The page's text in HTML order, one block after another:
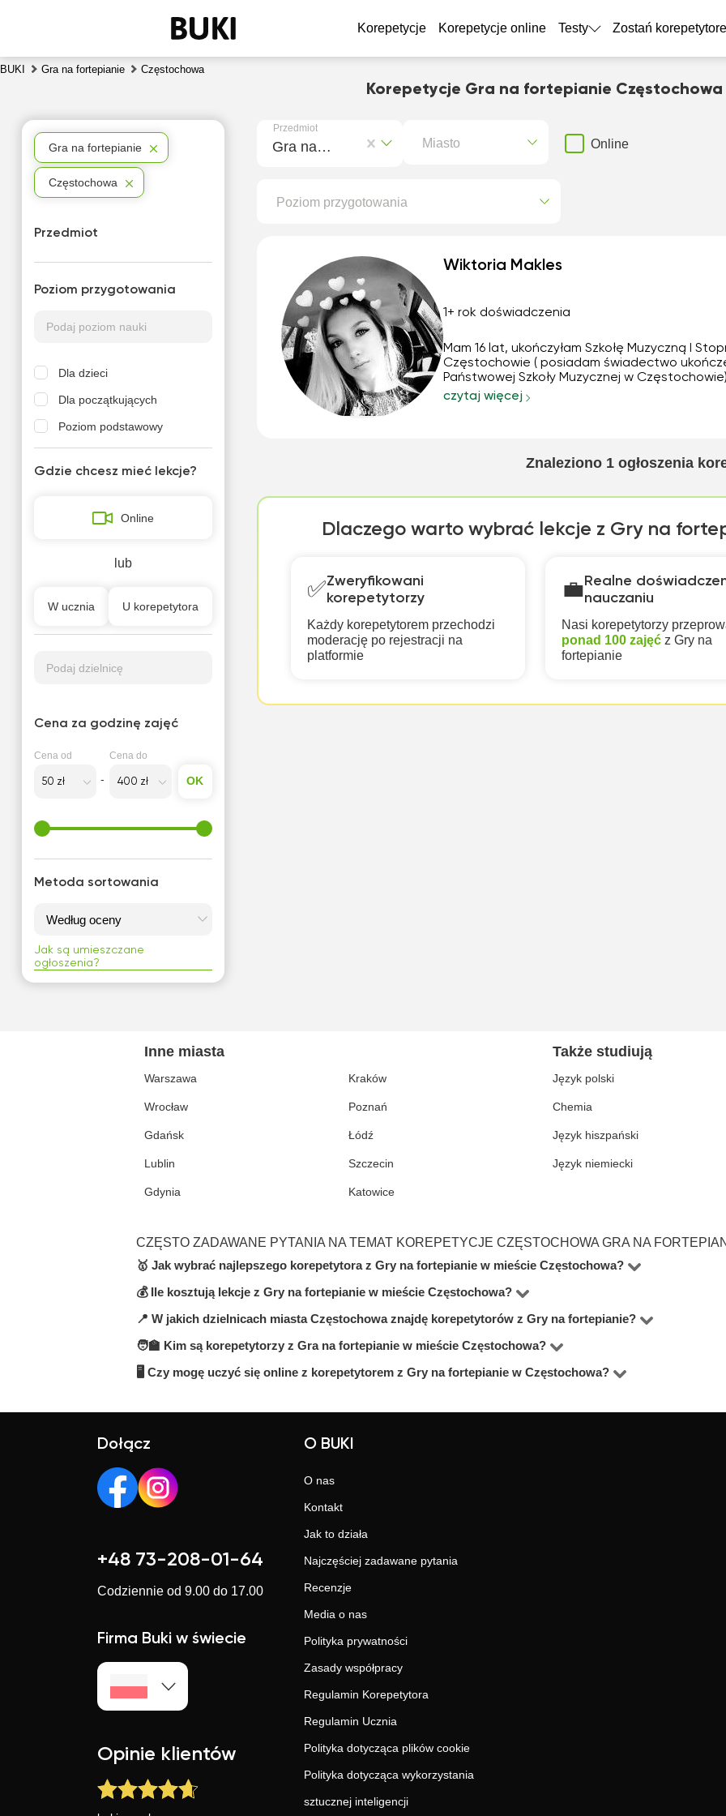
Korepetycje Korepetycje online Testy Zostań
BUKI Gra na fortepianie Częstochowa
Korepetycje Gra na fortepianie Częstochowa
Przedmiot
Gra na fortepianie Miasto Online
Poziom przygotowania
Wiktoria Makles
1+ rok doświadczenia
Mam 16 lat, ukończyłam Szkołę Muzyczną I
Częstochowie ( posiadam świadectwo
Państwowej Szkoły Muzycznej w
chcą państwo posłać swoje dzievko do Szkoły
czytaj więcej
Znaleziono 1 ogłoszenia
Dlaczego warto wybrać lekcje z Gry na
✅Zweryfikowani
korepetytorzy
Każdy korepetytorem przechodzi
moderację po rejestracji na
platformie
💼 Realne
nauczaniu
Nasi korepetytorzy
ponad 100 zajęćz Gry na
fortepianie
Gra na fortepianie
Częstochowa
Przedmiot
Poziom przygotowania
Dla dzieci
Dla początkujących
Poziom podstawowy
Gdzie chcesz mieć lekcje?
Online
lub
W ucznia U korepetytora
Podaj dzielnicę
Cena za godzinę zajęć
Cena od Cena do
OK
Metoda sortowania
Jak są umieszczane
ogłoszenia?
Inne miasta
Warszawa Kraków
Wrocław Poznań
Gdańsk Łódź
Lublin Szczecin
Gdynia Katowice
Także studiują
Język polski
Chemia
Język hiszpański
Język niemiecki
CZĘSTO ZADAWANE PYTANIA NA TEMAT KOREPETYCJE CZĘSTOCHOWA GRA NA
🥇 Jak wybrać najlepszego korepetytora z Gry na fortepianie w mieście Częstochowa?
Na platformie BUKI znajdziesz 1 korepetytorów oferujących zajęcia z Gra na fortepianie w
uwagę na cenę, opinie, doświadczenie, wykształcenie oraz lokalizację. Warto szukać
sprawdzić, czy dany nauczyciel Ci odpowiada.
💰 Ile kosztują lekcje z Gry na fortepianie w mieście Częstochowa?
Ceny zależą od poziomu, doświadczenia korepetytora i trybu zajęć (online lub stacjonarnie).
od 50 do 100 zł/h.
📍 W jakich dzielnicach miasta Częstochowa znajdę korepetytorów z Gry na fortepianie?
Na BUKI możesz znaleźć nauczycieli w niemal wszystkich dzielnicach miasta Częstochowa.
Ci na elastyczności.
🧑‍🏫 Kim są korepetytorzy z Gra na fortepianie w mieście Częstochowa?
Na BUKI znajdziesz wykwalifikowanych nauczycieli, studentów oraz praktyków z doświadczeniem.
🖥 Czy mogę uczyć się online z korepetytorem z Gry na fortepianie w Częstochowa?
Dołącz
+48 73-208-01-64
Codziennie od 9.00 do 17.00
Firma Buki w świecie
Opinie klientów
O BUKI
O nas
Kontakt
Jak to działa
Najczęściej zadawane pytania
Recenzje
Media o nas
Polityka prywatności
Zasady współpracy
Regulamin Korepetytora
Regulamin Ucznia
Polityka dotycząca plików cookie
Polityka dotycząca wykorzystania
sztucznej inteligencji